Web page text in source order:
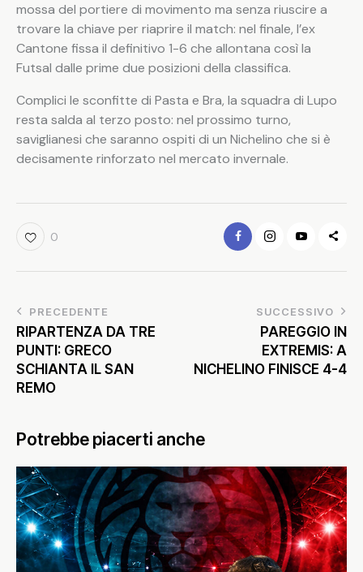
mossa del portiere di movimento ma senza riuscire a
trovare la chiave per riaprire il match: nel finale, l’ex
Cantone fissa il definitivo 1-6 che allontana così la
Futsal dalle prime due posizioni della classifica.
Complici le sconfitte di Pasta e Bra, la squadra di Lupo
resta salda al terzo posto: nel prossimo turno,
saviglianesi che saranno ospiti di un Nichelino che si è
decisamente rinforzato nel mercato invernale.
0
PRECEDENTE
RIPARTENZA DA TRE
PUNTI: GRECO
SCHIANTA IL SAN
REMO
SUCCESSIVO
PAREGGIO IN
EXTREMIS: A
NICHELINO FINISCE 4-4
Potrebbe piacerti anche